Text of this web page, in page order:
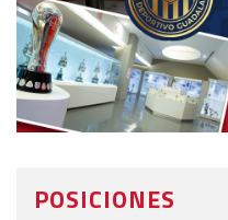
POSICIONES